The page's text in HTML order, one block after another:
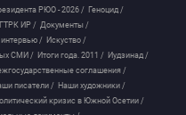
РЮО - 2026 / Геноцид /
ГТРК ИР / Документы /
интервью / Искуство /
СМИ / Итоги года. 2011 / Иудзинад /
соглашения /
писатели / Наши художники /
кризис в Южной Осетии /